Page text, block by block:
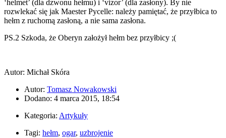
‘helmet’ (dla dzwonu hełmu) i ‘vizor’ (dla zasłony). By nie
rozwlekać się jak Maester Pycelle: należy pamiętać, że przyłbica to
hełm z ruchomą zasłoną, a nie sama zasłona.
PS.2 Szkoda, że Oberyn założył hełm bez przyłbicy ;(
Autor: Michał Skóra
Autor: Tomasz Nowakowski
Dodano: 4 marca 2015, 18:54
Kategoria: Artykuły
Tagi: hełm, ogar, uzbrojenie